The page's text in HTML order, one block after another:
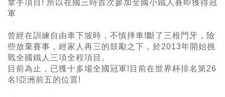
拿手項目! 所以在國三時首次參加全國小鐵人賽即獲得冠
軍
曾經在訓練自由車下坡時，不慎摔車!斷了三根門牙，險
些放棄賽事，經家人再三的鼓勵之下，於2013年開始挑
戰全國鐵人三項全程項目。
目前為止，已獲十多場全國冠軍!目前在世界杯排名第26
名!亞洲前五的位置!